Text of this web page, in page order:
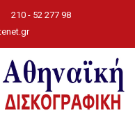
210 - 52 277 98